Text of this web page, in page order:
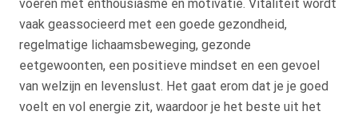
voeren met enthousiasme en motivatie. Vitaliteit wordt
vaak geassocieerd met een goede gezondheid,
regelmatige lichaamsbeweging, gezonde
eetgewoonten, een positieve mindset en een gevoel
van welzijn en levenslust. Het gaat erom dat je je goed
voelt en vol energie zit, waardoor je het beste uit het